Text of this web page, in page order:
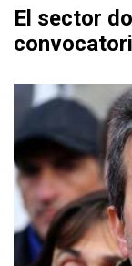
El sector